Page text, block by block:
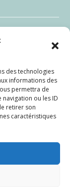
des technologies
informations des
permettra de
ou les ID
retirer son
caractéristiques
Envoi